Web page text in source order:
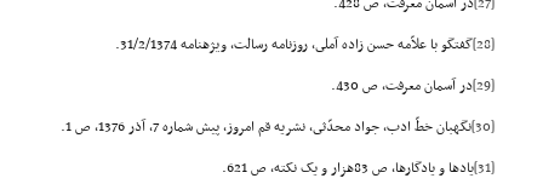
[28]
گفتگو با علاّمه حسن زاده آملى، روزنامه رسالت، ویژهنامه 31/2/1374.
[29]
در آسمان معرفت، ص 430.
[30]
نگهبان خطّ ادب، جواد محدّثى، نشریه قم امروز، پیش شماره 7، آذر 1376، ص 1.
[31]
یادها و یادگارها، ص 83هزار و یک نکته، ص 621.